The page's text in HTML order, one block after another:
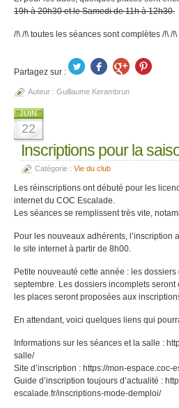
19h à 20h30 et le Samedi de 11h à 12h30.
/!\ /!\ toutes les séances sont complètes /!\ /!\
Partagez sur :
Auteur : Guillaume Kerambrun
JUIN
22
Inscriptions pour la
Catégorie : Vie du club
Les réinscriptions ont débuté pour les
internet du COC Escalade.
Les séances se remplissent très vite,
Pour les nouveaux adhérents, l’inscription
le site internet à partir de 8h00.
Petite nouveauté cette année : les
septembre. Les dossiers incomplets
les places seront proposées aux
En attendant, voici quelques liens qui
Informations sur les séances et la salle :
salle/
Site d’inscription : https://mon-espace.coc-
Guide d’inscription toujours d’actualité :
escalade.fr/inscriptions-mode-demploi/